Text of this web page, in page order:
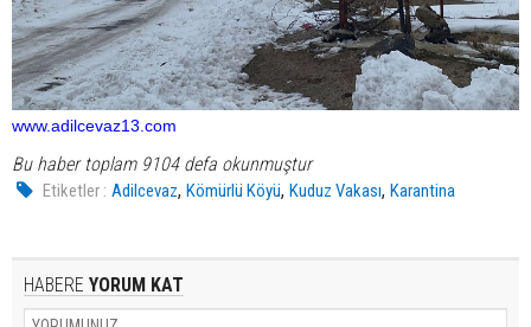
www.adilcevaz13.com
Bu haber toplam 9104 defa okunmuştur
Etiketler : Adilcevaz,Kömürlü Köyü,Kuduz Vakası,Karantina
HABERE YORUM KAT